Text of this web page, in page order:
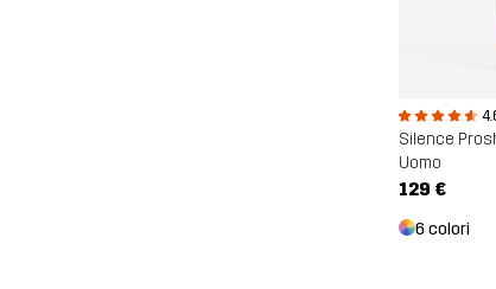
Silence
Uomo
129 €
6 colori